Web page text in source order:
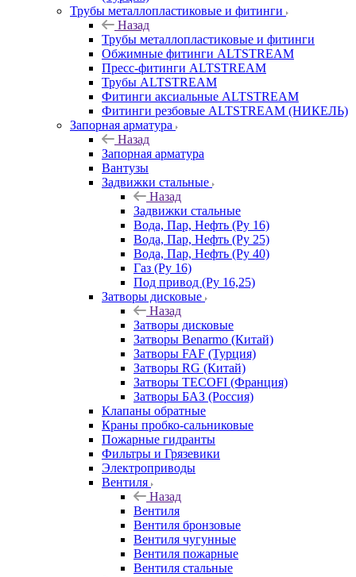
Трубы металлопластиковые и фитинги
Назад
Трубы металлопластиковые и фитинги
Обжимные фитинги ALTSTREAM
Пресс-фитинги ALTSTREAM
Трубы ALTSTREAM
Фитинги аксиальные ALTSTREAM
Фитинги резбовые ALTSTREAM (НИКЕЛЬ)
Запорная арматура
Назад
Запорная арматура
Вантузы
Задвижки стальные
Назад
Задвижки стальные
Вода, Пар, Нефть (Ру 16)
Вода, Пар, Нефть (Ру 25)
Вода, Пар, Нефть (Ру 40)
Газ (Ру 16)
Под привод (Ру 16,25)
Затворы дисковые
Назад
Затворы дисковые
Затворы Benarmo (Китай)
Затворы FAF (Турция)
Затворы RG (Китай)
Затворы TECOFI (Франция)
Затворы БАЗ (Россия)
Клапаны обратные
Краны пробко-сальниковые
Пожарные гидранты
Фильтры и Грязевики
Электроприводы
Вентиля
Назад
Вентиля
Вентиля бронзовые
Вентиля чугунные
Вентиля пожарные
Вентиля стальные